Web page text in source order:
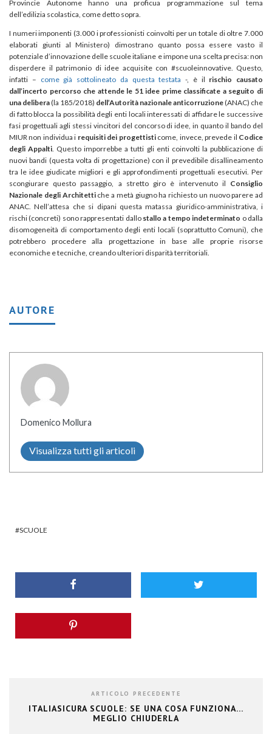
Provincie Autonome hanno una proficua programmazione sul tema
dell’edilizia scolastica, come detto sopra.
I numeri imponenti (3.000 i professionisti coinvolti per un totale di oltre 7.000
elaborati giunti al Ministero) dimostrano quanto possa essere vasto il
potenziale d’innovazione delle scuole italiane e impone una scelta precisa: non
disperdere il patrimonio di idee acquisite con #scuoleinnovative. Questo,
infatti – come già sottolineato da questa testata -, è il rischio causato
dall’incerto percorso che attende le 51 idee prime classificate a seguito di
una delibera(la 185/2018) dell’Autorità nazionale anticorruzione(ANAC) che
di fatto blocca la possibilità degli enti locali interessati di affidare le successive
fasi progettuali agli stessi vincitori del concorso di idee, in quanto il bando del
MIUR non individua i requisiti dei progettisticome, invece, prevede il Codice
degli Appalti. Questo imporrebbe a tutti gli enti coinvolti la pubblicazione di
nuovi bandi (questa volta di progettazione) con il prevedibile disallineamento
tra le idee giudicate migliori e gli approfondimenti progettuali esecutivi. Per
scongiurare questo passaggio, a stretto giro è intervenuto il Consiglio
Nazionale degli Architetti che a metà giugno ha richiesto un nuovo parere ad
ANAC. Nell’attesa che si dipani questa matassa giuridico-amministrativa, i
rischi (concreti) sono rappresentati dallo stallo a tempo indeterminato o dalla
disomogeneità di comportamento degli enti locali (soprattutto Comuni), che
potrebbero procedere alla progettazione in base alle proprie risorse
economiche e tecniche, creando ulteriori disparità territoriali.
AUTORE
Domenico Mollura
Visualizza tutti gli articoli
SCUOLE
ARTICOLO PRECEDENTE
ITALIASICURA SCUOLE: SE UNA COSA FUNZIONA…
MEGLIO CHIUDERLA